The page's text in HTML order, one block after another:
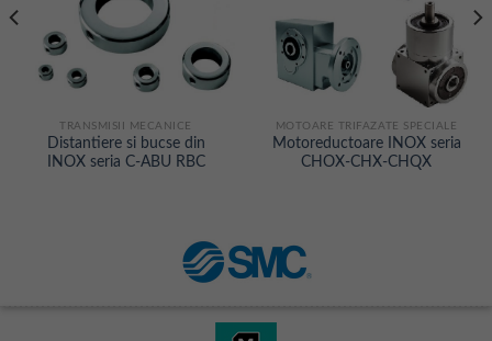
TRANSMISII MECANICE
Distantiere si bucse din
INOX seria C-ABU RBC
MOTOARE TRIFAZATE SPECIALE
Motoreductoare INOX seria
CHOX-CHX-CHQX